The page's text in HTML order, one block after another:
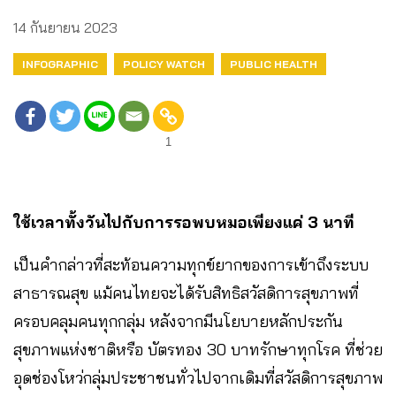
14 กันยายน 2023
INFOGRAPHIC POLICY WATCH PUBLIC HEALTH
1
ใช้เวลาทั้งวันไปกับการรอพบหมอเพียงแค่ 3 นาที
เป็นคำกล่าวที่สะท้อนความทุกข์ยากของการเข้าถึงระบบ
สาธารณสุข แม้คนไทยจะได้รับสิทธิสวัสดิการสุขภาพที่
ครอบคลุมคนทุกกลุ่ม หลังจากมีนโยบายหลักประกัน
สุขภาพแห่งชาติหรือ บัตรทอง 30 บาทรักษาทุกโรค ที่ช่วย
อุดช่องโหว่กลุ่มประชาชนทั่วไปจากเดิมที่สวัสดิการสุขภาพ